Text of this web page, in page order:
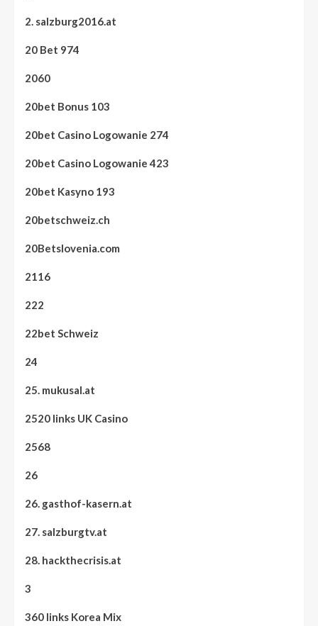
2. salzburg2016.at
20 Bet 974
2060
20bet Bonus 103
20bet Casino Logowanie 274
20bet Casino Logowanie 423
20bet Kasyno 193
20betschweiz.ch
20Betslovenia.com
2116
222
22bet Schweiz
24
25. mukusal.at
2520 links UK Casino
2568
26
26. gasthof-kasern.at
27. salzburgtv.at
28. hackthecrisis.at
3
360 links Korea Mix